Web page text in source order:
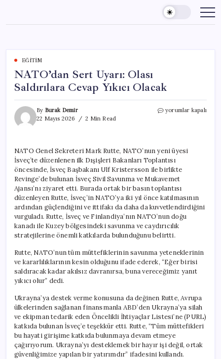
content
EĞITIM
NATO’dan Sert Uyarı: Olası
Saldırılara Cevap Yıkıcı Olacak
By Burak Demir
22 Mayıs 2026
2 Min Read
NATO’dan
Cevap
Yıkıcı
Olacak
için
yorumlar kapalı
NATO Genel Sekreteri Mark Rutte, NATO’nun yeni üyesi
İsveç’te düzenlenen ilk Dışişleri Bakanları Toplantısı
öncesinde, İsveç Başbakanı Ulf Kristersson ile birlikte
Revinge’de bulunan İsveç Sivil Savunma ve Mukavemet
Ajansı’nı ziyaret etti. Burada ortak bir basın toplantısı
düzenleyen Rutte, İsveç’in NATO’ya iki yıl önce katılmasının
ardından güçlendiğini ve ittifakı da daha da kuvvetlendirdiğini
vurguladı. Rutte, İsveç ve Finlandiya’nın NATO’nun doğu
kanadı ile Kuzey bölgesindeki savunma ve caydırıcılık
stratejilerine önemli katkılarda bulunduğunu belirtti.
Rutte, NATO’nun tüm müttefiklerinin savunma yeteneklerinin
ve kararlılıklarının kesin olduğunu ifade ederek, “Eğer birisi
saldıracak kadar akılsız davranırsa, buna vereceğimiz yanıt
yıkıcı olur” dedi.
Ukrayna’ya destek verme konusuna da değinen Rutte, Avrupa
ülkelerinden sağlanan finansmanla ABD’den Ukrayna’ya silah
ve ekipman tedarik eden Öncelikli İhtiyaçlar Listesi’ne (PURL)
katkıda bulunan İsveç’e teşekkür etti. Rutte, “Tüm müttefikleri
bu hayati girişime katkıda bulunmaya devam etmeye
çağırıyorum. Ukrayna’yı desteklemek bir hayır işi değil, ortak
güvenliğimize yapılan bir yatırımdır” ifadesini kullandı.